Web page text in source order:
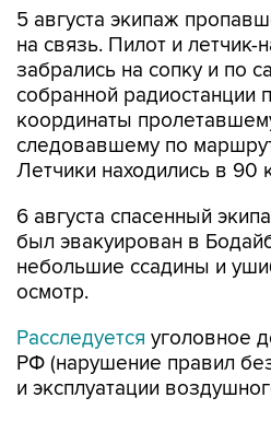
5 августа экипаж
на связь. Пилот и летчик-
забрались на сопку и по
собранной радиостанции
координаты
следовавшему по
Летчики находились в 90
6 августа спасенный
был эвакуирован в
небольшие ссадины и
осмотр.
Расследуется уголовное
РФ (нарушение правил
и эксплуатации